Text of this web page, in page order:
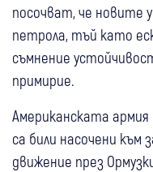
посочват, че новите
петрола, тъй като
съмнение
примирие.
Американската
са били насочени към
движение през